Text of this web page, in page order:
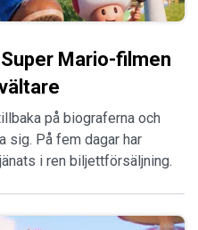
Mario-filmen
på biograferna och
sig. På fem dagar har
i ren biljettförsäljning.